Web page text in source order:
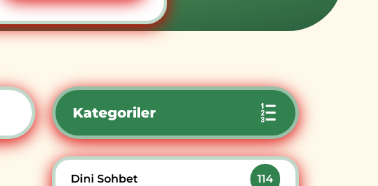
Kategoriler
Dini Sohbet 114